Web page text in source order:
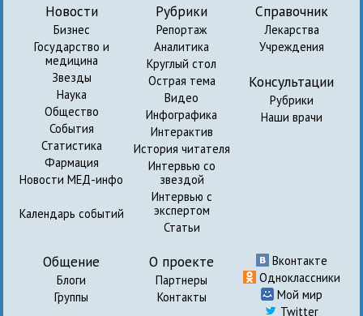
Новости
Бизнес
Государство и
медицина
Звезды
Наука
Общество
События
Статистика
Фармация
Новости МЕД-инфо
Календарь событий
Рубрики
Репортаж
Аналитика
Круглый стол
Острая тема
Видео
Инфографика
Интерактив
История читателя
Интервью со
звездой
Интервью с
экспертом
Статьи
Справочник
Лекарства
Учреждения
Консультации
Рубрики
Наши врачи
Общение
Блоги
Группы
О проекте
Партнеры
Контакты
Вконтакте
Одноклассники
Мой мир
Twitter